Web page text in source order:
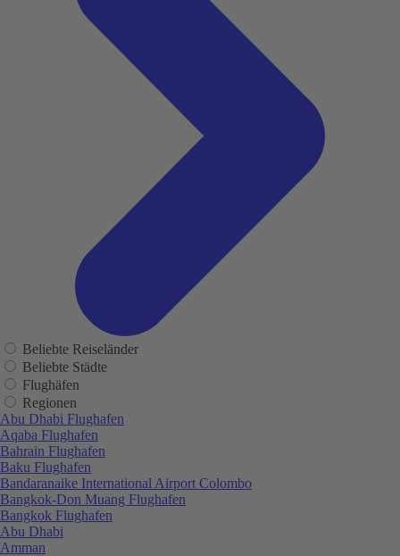
Beliebte Reiseländer
Beliebte Städte
Flughäfen
Regionen
Abu Dhabi Flughafen
Aqaba Flughafen
Bahrain Flughafen
Baku Flughafen
Bandaranaike International Airport Colombo
Bangkok-Don Muang Flughafen
Bangkok Flughafen
Abu Dhabi
Amman